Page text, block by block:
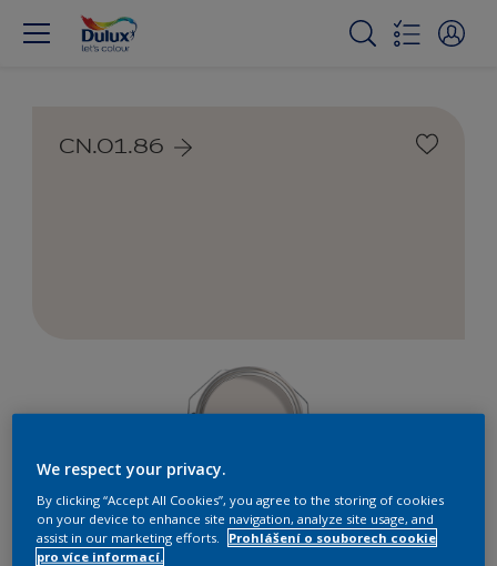
CN.01.86
Najít výrobek v tomto odstínu
We respect your privacy.
By clicking “Accept All Cookies”, you agree to the storing of cookies
on your device to enhance site navigation, analyze site usage, and
assist in our marketing efforts.
Prohlášení o souborech cookie
pro více informací.